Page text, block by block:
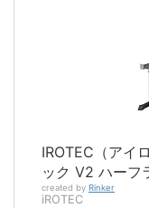
IROTEC（アイ
ック V2 ハーフ
created by Rinker
iROTEC